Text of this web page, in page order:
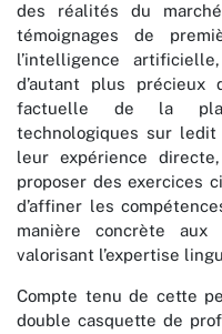
des réalités du
témoignages de
l’intelligence
d’autant plus précieux
factuelle de la
technologiques sur
leur expérience
proposer des exercices
d’affiner les
manière concrète
valorisant l’expertise
Compte tenu de cette
double casquette de